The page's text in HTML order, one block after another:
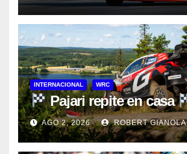
INTERNACIONAL WRC
Pajari repite en casa
AGO 2, 2026 ROBERT GIANOLA